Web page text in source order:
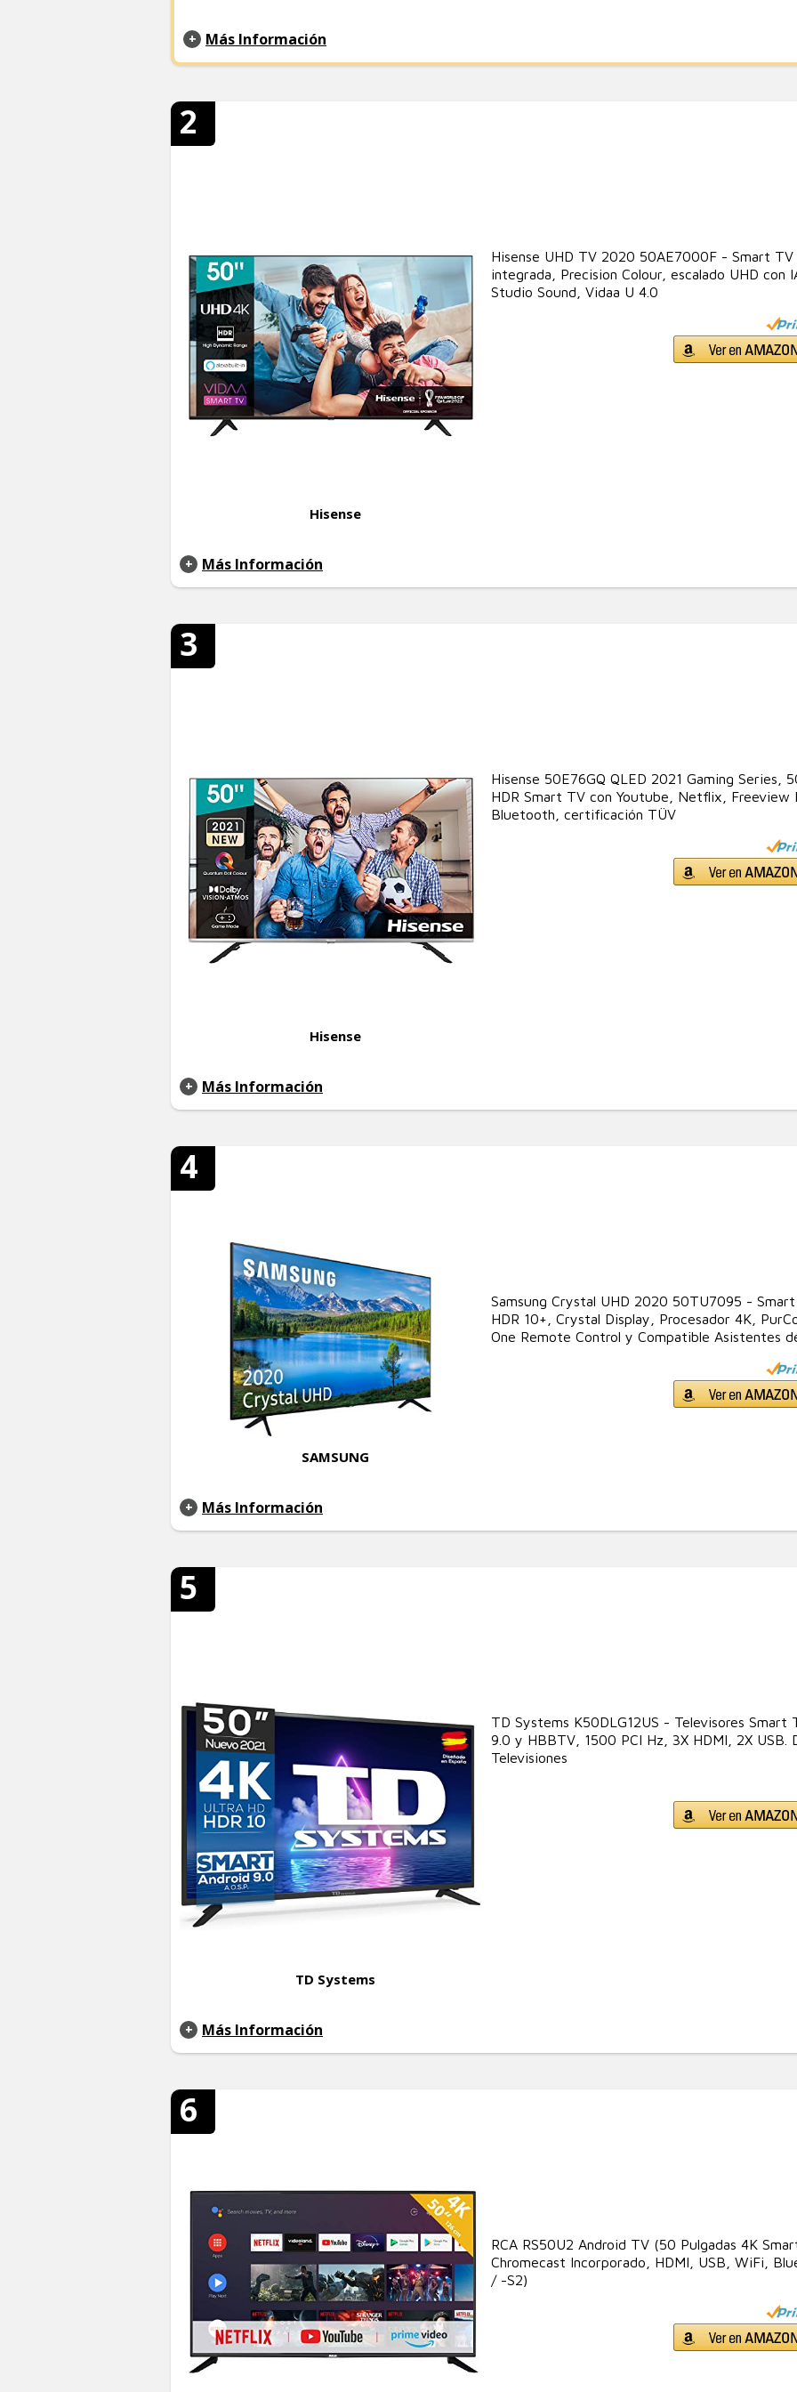
Más Información
2
Hisense
Hisense UHD TV 2020 50AE7000F - Smart TV
integrada, Precision Colour, escalado UHD con
Studio Sound, Vidaa U 4.0
Más Información
3
Hisense
Hisense 50E76GQ QLED 2021 Gaming Series,
HDR Smart TV con Youtube, Netflix, Freeview
Bluetooth, certificación TÜV
Más Información
4
SAMSUNG
Samsung Crystal UHD 2020 50TU7095 -
HDR 10+, Crystal Display, Procesador 4K,
One Remote Control y Compatible Asistentes
Más Información
5
TD Systems
TD Systems K50DLG12US - Televisores Smart
9.0 y HBBTV, 1500 PCI Hz, 3X HDMI, 2X
Televisiones
Más Información
6
RCA RS50U2 Android TV (50 Pulgadas 4K
Chromecast Incorporado, HDMI, USB, WiFi,
/ -S2)